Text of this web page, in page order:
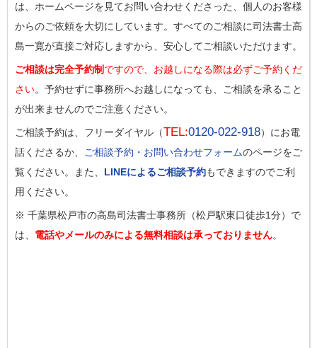
は、ホームページを見てお問い合わせくださった、個人のお客様
からのご依頼を大切にしています。すべてのご相談に司法書士高
島一寛が直接ご対応しますから、安心してご相談いただけます。
ご相談は完全予約制 ですので、お越しになる際は必ずご予約くだ
さい。予約せずに事務所へお越しになっても、ご相談を承ること
が出来ませんのでご注意ください。
ご相談予約は、フリーダイヤル（TEL:0120-022-918）にお電
話くださるか、 ご相談予約・お問い合わせフォームのページをご
覧ください。また、 LINEによるご相談予約もできますのでご利
用ください。
※ 千葉県松戸市の高島司法書士事務所（松戸駅東口徒歩1分）で
は、 電話やメールのみによる無料相談は承っておりません。